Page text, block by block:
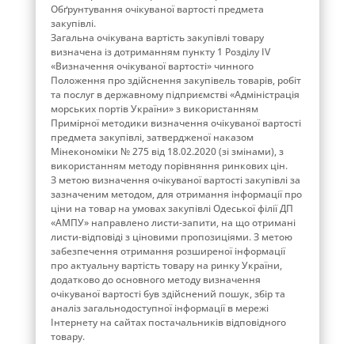
Обґрунтування очікуваної вартості предмета
закупівлі.
Загальна очікувана вартість закупівлі товару
визначена із дотриманням пункту 1 Розділу ІV
«Визначення очікуваної вартості» чинного
Положення про здійснення закупівель товарів, робіт
та послуг в державному підприємстві «Адміністрація
морських портів України» з використанням
Примірної методики визначення очікуваної вартості
предмета закупівлі, затвердженої наказом
Мінекономіки № 275 від 18.02.2020 (зі змінами), з
використанням методу порівняння ринкових цін.
З метою визначення очікуваної вартості закупівлі за
зазначеним методом, для отримання інформації про
ціни на товар на умовах закупівлі Одеської філії ДП
«АМПУ» направлено листи-запити, на що отримані
листи-відповіді з ціновими пропозиціями. З метою
забезпечення отримання розширеної інформації
про актуальну вартість товару на ринку України,
додатково до основного методу визначення
очікуваної вартості був здійснений пошук, збір та
аналіз загальнодоступної інформації в мережі
Інтернету на сайтах постачальників відповідного
товару.